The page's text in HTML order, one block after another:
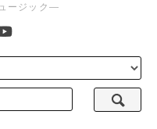
ージック―